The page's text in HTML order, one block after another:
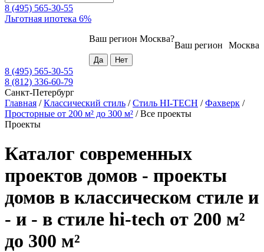
8 (495) 565-30-55
Льготная ипотека 6%
Москва
Ваш регион
Ваш регион Москва?
8 (495) 565-30-55
8 (812) 336-60-79
Санкт-Петербург
Главная /Классический стиль /Стиль HI-TECH /Фахверк /
Просторные от 200 м² до 300 м² /Все проекты
Проекты
Каталог современных
проектов домов - проекты
домов в классическом стиле и
- и - в стиле hi-tech от 200 м²
до 300 м²